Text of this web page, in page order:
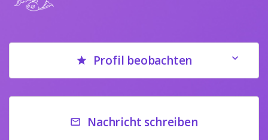
Profil beobachten
Nachricht schreiben